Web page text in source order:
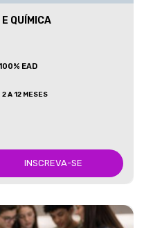
QUÍMICA
EAD
2 A 12 MESES
INSCREVA-SE